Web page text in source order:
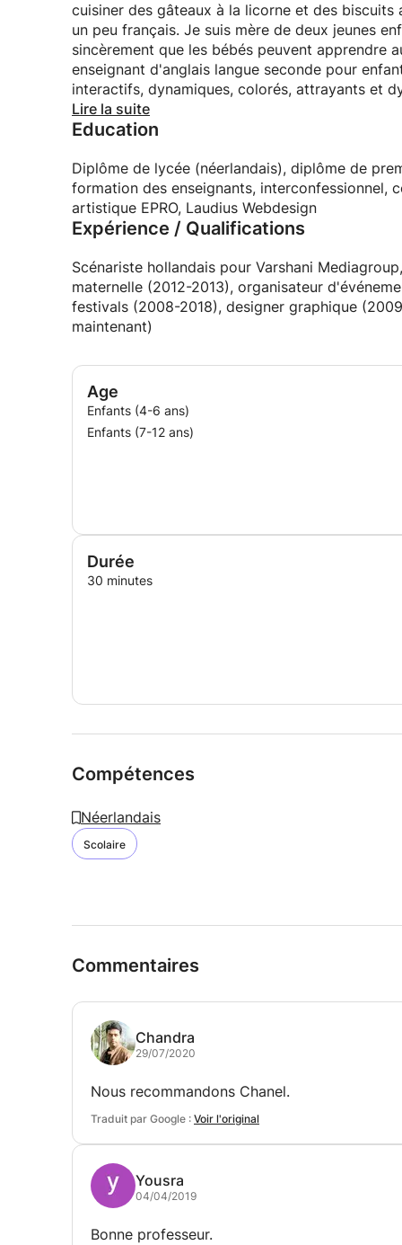
cuisiner des gâteaux à la licorne et des
un peu français. Je suis mère de deux jeunes
sincèrement que les bébés peuvent apprendre
enseignant d'anglais langue seconde pour
interactifs, dynamiques, colorés, attrayants et
j'ai également de nombreuses passions,
méditation et le yoga.
Lire la suite
Education
Diplôme de lycée (néerlandais), diplôme de
formation des enseignants, interconfessionnel,
artistique EPRO, Laudius Webdesign
Expérience / Qualifications
Scénariste hollandais pour Varshani
maternelle (2012-2013), organisateur
festivals (2008-2018), designer graphique
maintenant)
Age
Enfants (4-6 ans)
Enfants (7-12 ans)
Durée
30 minutes
Compétences
Néerlandais
Scolaire
Commentaires
Chandra
29/07/2020
Nous recommandons Chanel.
Traduit par Google : Voir l'original
Yousra
04/04/2019
Bonne professeur.